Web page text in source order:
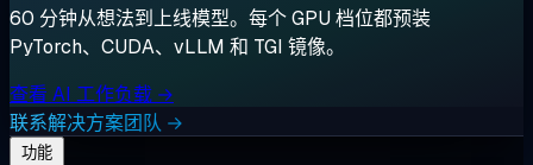
60 分钟从想法到上线模型。每个 GPU 档位都预装
PyTorch、CUDA、vLLM 和 TGI 镜像。
查看 AI 工作负载 →
联系解决方案团队 →